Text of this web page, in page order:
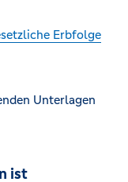
Erbfolge
Unterlagen
ist